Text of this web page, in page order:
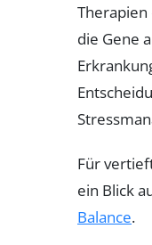
Therapien
die Gene
Für
ein Blick
Balance.